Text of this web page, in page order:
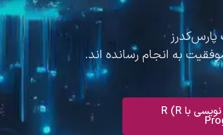
پارس‌کدرز
به انجام رسانده اند.
یافتن متخصص برنامه نویسی با R (R